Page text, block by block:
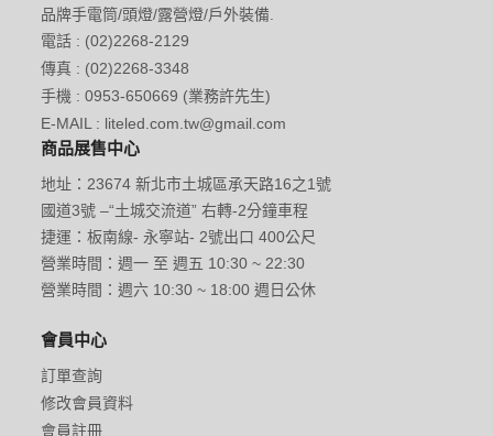
品牌手電筒/頭燈/露營燈/戶外裝備.
電話 : (02)2268-2129
傳真 : (02)2268-3348
手機 : 0953-650669 (業務許先生)
E-MAIL : liteled.com.tw@gmail.com
商品展售中心
地址：23674 新北市土城區承天路16之1號
國道3號 –“土城交流道” 右轉-2分鐘車程
捷運：板南線- 永寧站- 2號出口 400公尺
營業時間：週一 至 週五 10:30 ~ 22:30
營業時間：週六 10:30 ~ 18:00 週日公休
會員中心
訂單查詢
修改會員資料
會員註冊